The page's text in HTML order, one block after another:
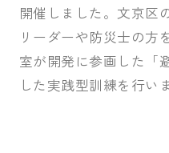
開催しました。文京区
リーダーや防災士の方
室が開発に参画した「
した実践型訓練を行い